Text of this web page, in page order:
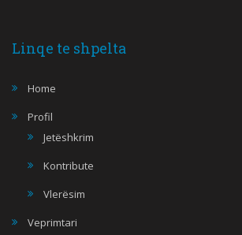
Linqe te shpelta
Home
Profil
Jetëshkrim
Kontribute
Vlerësim
Veprimtari